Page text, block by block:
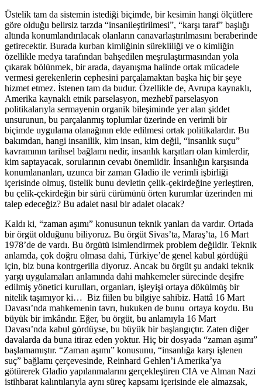
Üstelik tam da sistemin istediği biçimde, bir kesimin hangi ölçütlere
göre olduğu belirsiz tarzda “insanileştirilmesi”, “karşı taraf” başlığı
altında konumlandırılacak olanların canavarlaştırılmasını beraberinde
getirecektir. Burada kurban kimliğinin sürekliliği ve o kimliğin
özellikle medya tarafından bahşedilen meşrulaştırmasından yola
çıkarak bölünmek, bir arada, dayanışma halinde ortak mücadele
vermesi gerekenlerin cephesini parçalamaktan başka hiç bir şeye
hizmet etmez. İstenen tam da budur. Özellikle de, Avrupa kaynaklı,
Amerika kaynaklı etnik parselasyon, mezhebî parselasyon
politikalarıyla sermayenin organik bileşiminde yer alan şiddet
unsurunun, bu parçalanmış toplumlar üzerinde en verimli bir
biçimde uygulama olanağının elde edilmesi ortak politikalardır. Bu
bakımdan, hangi insanilik, kim insan, kim değil, “insanlık suçu”
kavramının tarihsel bağlamı nedir, insanlık karşıtları olan kimlerdir,
kim saptayacak, sorularının cevabı önemlidir. İnsanlığın karşısında
konumlananları, uzunca bir zaman Gladio ile verimli işbirliği
içerisinde olmuş, üstelik bunu devletin çelik-çekirdeğine yerleştiren,
bu çelik-çekirdeğin bir sürü cürümünü örten kurumlar üzerinden mi
talep edeceğiz? Bu adalet nasıl bir adalet olacak?
Kaldı ki, “zaman aşımı” konusunun teknik yanları da vardır. Ortada
bir örgüt olduğunu biliyoruz. Bu örgüt Sivas’ta, Maraş’ta, 16 Mart
1978’de de vardı. Bu örgütü isimlendirmek problem değildir. Teknik
anlamda, çok doğru olmasa dahi, Türkiye’de genel kabul gördüğü
için, biz buna kontrgerilla diyoruz. Ancak bu örgüt şu andaki teknik
yargı uygulamaları anlamında dahi mahkemeler sürecinde deşifre
edilmiş yönetici kurulları, organları, işleyişi ortaya dökülmüş bir
nitelik taşımıyor ki… Biz fiilen bu bilgiye sahibiz. Hattâ 16 Mart
Davası’nda mahkemenin tavrı, hukuken de bunu ortaya koydu. Bu
büyük bir imkândır. Eğer, bu örgüt, bu anlamıyla 16 Mart
Davası’nda kabul gördüyse, bu büyük bir başlangıçtır. Zaten diğer
davalarda da buna itiraz eden yoktur. Hiç bir dosyada “zaman aşımı”
başlamamıştır. “Zaman aşımı” konusunu, “insanlığa karşı işlenen
suç” bağlamı çerçevesinde, Reinhard Gehlen’i Amerika’ya
götürerek Gladio yapılanmalarını gerçekleştiren CIA ve Alman Nazi
istihbarat kalıntılarıyla aynı süreç kapsamı içerisinde ele almazsak,